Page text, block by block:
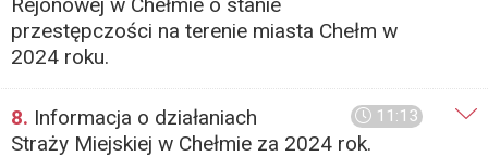
przestępczości na terenie miasta Chełm w
2024 roku.
11:13
8. Informacja o działaniach
Straży Miejskiej w Chełmie za 2024 rok.